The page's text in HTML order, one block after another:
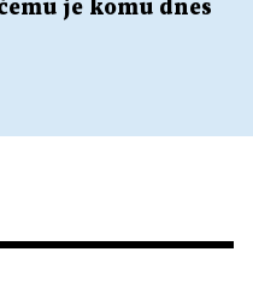
je komu dnes